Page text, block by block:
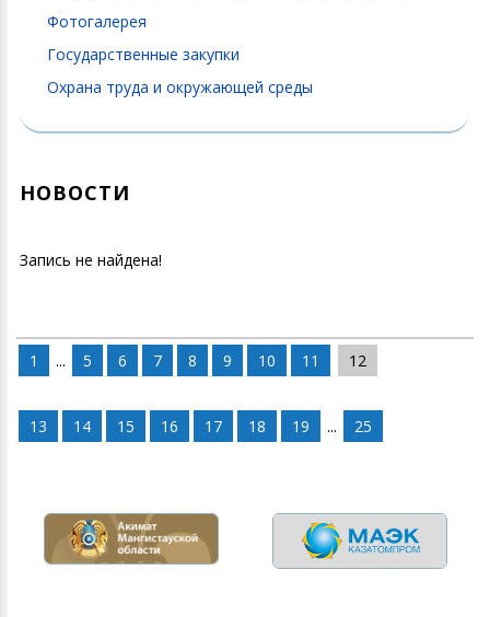
Фотогалерея
Государственные закупки
Охрана труда и окружающей среды
НОВОСТИ
Запись не найдена!
1 ... 5 6 7 8 9 10 11 12
13 14 15 16 17 18 19 ... 25